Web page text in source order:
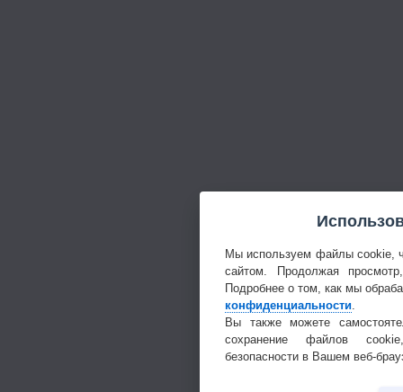
Мы используем файлы cookie,
сайтом. Продолжая
Подробнее о том, как мы
конфиденциальности
Вы также можете
сохранение файлов
безопасности в Вашем веб-